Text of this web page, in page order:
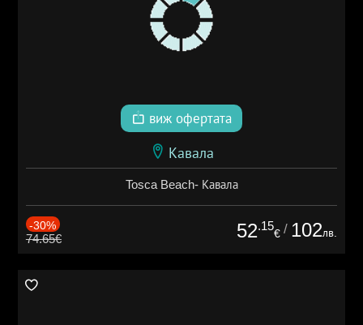
виж офертата
Кавала
Tosca Beach- Кавала
-30%
74.65€ 52.15
€ / 102лв.